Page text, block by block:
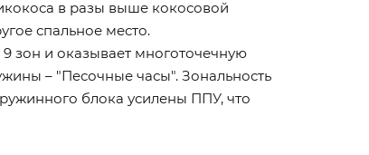
в разы выше кокосовой
спальное место.
зон и оказывает многоточечную
– "Песочные часы". Зональность
блока усилены ППУ, что